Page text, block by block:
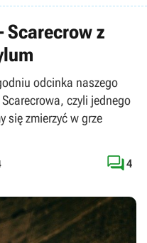
Scarecrow z
odcinka naszego
czyli jednego
się zmierzyć w grze
4